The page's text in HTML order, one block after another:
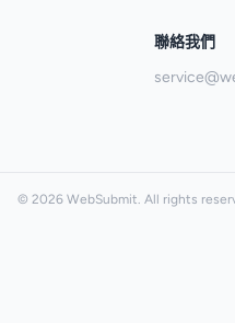
聯絡我們
© 2026 WebSubmit. All rights